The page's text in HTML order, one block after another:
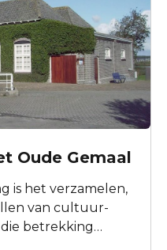
Oude Gemaal
is het verzamelen,
van cultuur-
betrekking